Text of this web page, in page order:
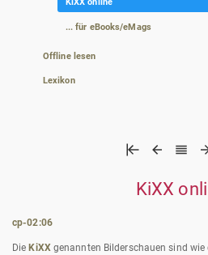
KiXX online
... für eBooks/eMags
Offline lesen
Lexikon
KiXX
cp-02:06
Die KiXXgenannten Bilderschauen sind wie